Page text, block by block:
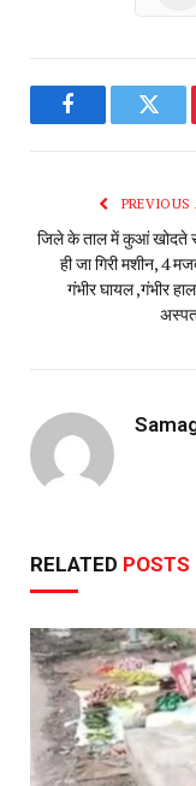
Facebook
PREVIOUS
जिले के ताल में कुआं खोदते
ही जा गिरी मशीन, 4
गंभीर घायल ,गंभीर
RELATED POSTS